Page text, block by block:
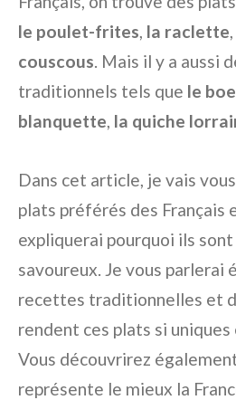
le poulet-frites, la raclette,
couscous. Mais il y a aussi
traditionnels tels que le
blanquette, la quiche
Dans cet article, je vais
plats préférés des Français
expliquerai pourquoi ils
savoureux. Je vous parlerai
recettes traditionnelles et
rendent ces plats si uniques
Vous découvrirez
représente le mieux la